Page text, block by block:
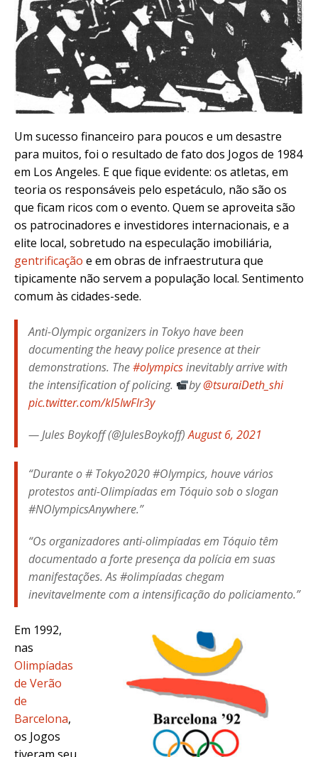
Um sucesso financeiro para poucos e um desastre
para muitos, foi o resultado de fato dos Jogos de 1984
em Los Angeles. E que fique evidente: os atletas, em
teoria os responsáveis pelo espetáculo, não são os
que ficam ricos com o evento. Quem se aproveita são
os patrocinadores e investidores internacionais, e a
elite local, sobretudo na especulação imobiliária,
gentrificação e em obras de infraestrutura que
tipicamente não servem a população local. Sentimento
comum às cidades-sede.
Anti-Olympic organizers in Tokyo have been
documenting the heavy police presence at their
demonstrations. The#olympicsinevitably arrive with
the intensification of policing.
by@tsuraiDeth_shi
pic.twitter.com/kl5IwFlr3y
— Jules Boykoff (@JulesBoykoff)August 6, 2021
“Durante o # Tokyo2020 #Olympics, houve vários
protestos anti-Olimpíadas em Tóquio sob o slogan
#NOlympicsAnywhere.”
“Os organizadores anti-olimpíadas em Tóquio têm
documentado a forte presença da polícia em suas
manifestações. As #olimpíadas chegam
inevitavelmente com a intensificação do policiamento.”
Em 1992,
nas
Olimpíadas
de Verão
de
Barcelona,
os Jogos